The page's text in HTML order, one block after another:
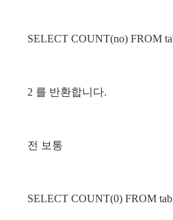
SELECT COUNT(no) FROM
2 를 반환합니다.
전 보통
SELECT COUNT(0) FROM